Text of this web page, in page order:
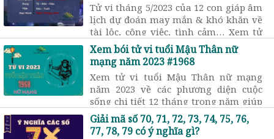
Tử vi tháng 5/2023 của 12 con giáp âm
lịch dự đoán may mắn & khó khăn về
tài lộc, công việc, tình cảm… Xem tử
vi tháng 5 âm năm 2023 tuổi nào tốt?
Tuổi nào xấu?
Xem bói tử vi tuổi Mậu Thân nữ
mạng năm 2023 #1968
Xem tử vi tuổi Mậu Thân nữ mạng
năm 2023 về các phương diện cuộc
sống chi tiết 12 tháng trong năm giúp
bạn nắm được vận số hung cát của
bản thân và có kế hoạch phù hợp.
Giải mã số 70, 71, 72, 73, 74, 75, 76,
77, 78, 79 có ý nghĩa gì?